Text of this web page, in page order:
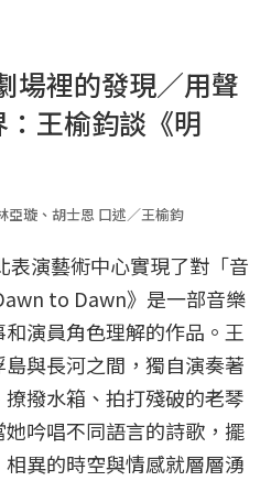
場裡的發現／用聲
王榆鈞談《明
亞璇、胡士恩 口述／王榆鈞
表演藝術中心實現了對「音
to Dawn》是一部音樂
演員角色理解的作品。王
與長河之間，獨自演奏著
撥水箱、拍打殘破的老琴
吟唱不同語言的詩歌，擺
異的時空與情感就層層湧